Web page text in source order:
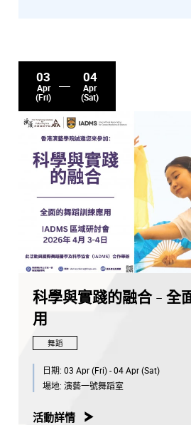
03
Apr
(Fri)
04
Apr
(Sat)
科學與實踐的融合 - 全
用
舞蹈
日期: 03 Apr (Fri) - 04 Apr (Sat)
場地: 演藝一號舞蹈室
活動詳情